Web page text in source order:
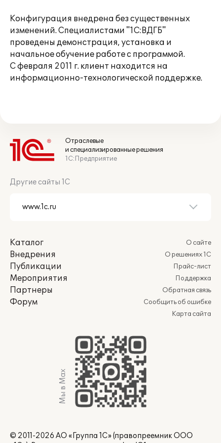
Конфигурация внедрена без существенных
изменений. Специалистами "1С:ВДГБ"
проведены демонстрация, установка и
начальное обучение работе с программой.
С февраля 2011 г. клиент находится на
информационно-технологической поддержке.
Отраслевые
и специализированные решения
1С:Предприятие
Другие сайты 1С
Каталог
Внедрения
Публикации
Мероприятия
Партнеры
Форум
О сайте
О решениях 1С
Прайс-лист
Поддержка
Обратная связь
Сообщить об ошибке
Карта сайта
Мы в Max
© 2011-2026 АО «Группа 1С» (правопреемник ООО